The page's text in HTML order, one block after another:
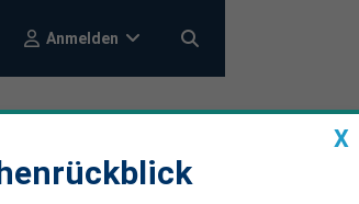
Anmelden
X